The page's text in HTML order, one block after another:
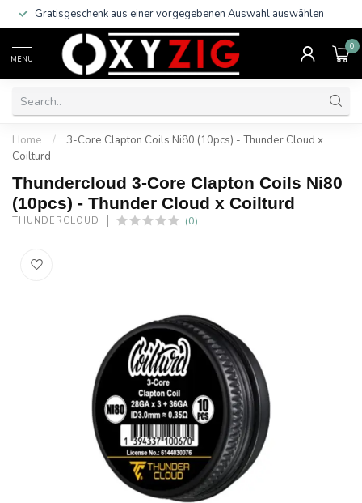
Gratisgeschenk aus einer vorgegebenen Auswahl auswählen
MENU
0
Home /
3-Core Clapton Coils Ni80 (10pcs) - Thunder Cloud x
Coilturd
Thundercloud 3-Core Clapton Coils Ni80
(10pcs) - Thunder Cloud x Coilturd
THUNDERCLOUD (0)